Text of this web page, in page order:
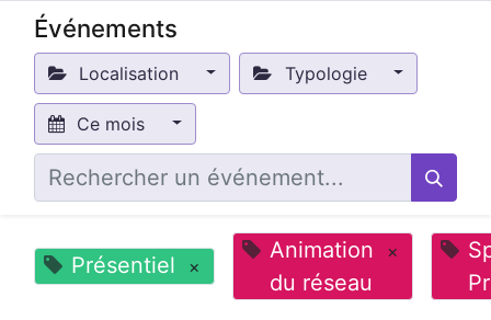
Événements
Localisation Typologie
Ce mois
Présentiel ×
Animation
du réseau
×